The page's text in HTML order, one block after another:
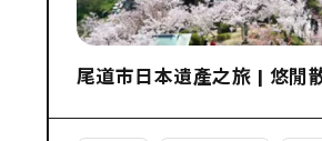
尾道市日本遺產之旅 | 悠閒